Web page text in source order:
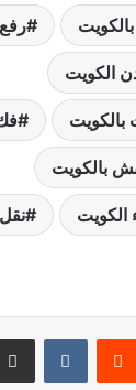
الكويت
بالكويت
بالكويت
الكويت
‏VKontakte
نقل
لحماية